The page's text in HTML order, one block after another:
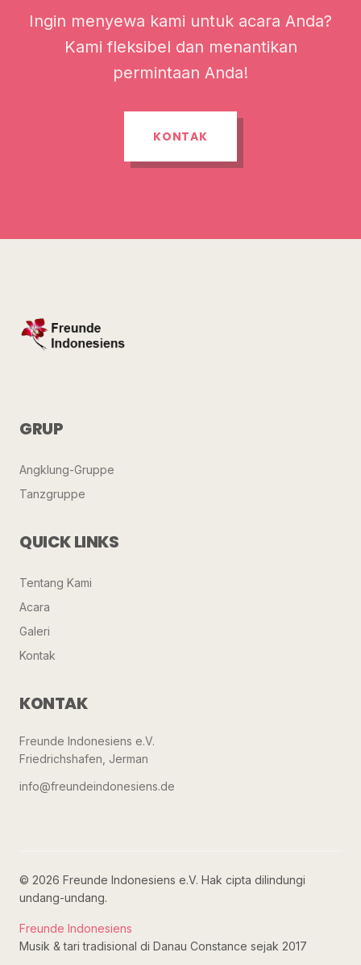
Ingin menyewa kami untuk acara Anda?
Kami fleksibel dan menantikan
permintaan Anda!
KONTAK
GRUP
Angklung-Gruppe
Tanzgruppe
QUICK LINKS
Tentang Kami
Acara
Galeri
Kontak
KONTAK
Freunde Indonesiens e.V.
Friedrichshafen, Jerman
info@freundeindonesiens.de
© 2026 Freunde Indonesiens e.V. Hak cipta dilindungi
undang-undang.
Freunde Indonesiens
Musik & tari tradisional di Danau Constance sejak 2017